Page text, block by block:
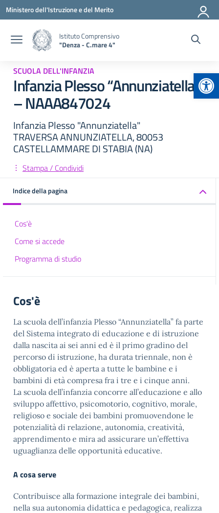
Vai ai contenuti
Vai al menu di navigazione
Vai al footer
Ministero dell'Istruzione e del Merito
Istituto Comprensivo
"Denza - C.mare 4"
SCUOLA DELL'INFANZIA
Infanzia Plesso “Annunziatella”
– NAAA847024
Infanzia Plesso "Annunziatella"
TRAVERSA ANNUNZIATELLA, 80053
CASTELLAMMARE DI STABIA (NA)
Stampa / Condividi
Indice della pagina
Cos'è
Come si accede
Programma di studio
Cos'è
La scuola dell’infanzia Plesso “Annunziatella” fa parte
del Sistema integrato di educazione e di istruzione
dalla nascita ai sei anni ed è il primo gradino del
percorso di istruzione, ha durata triennale, non è
obbligatoria ed è aperta a tutte le bambine e i
bambini di età compresa fra i tre e i cinque anni.
La scuola dell’infanzia concorre all’educazione e allo
sviluppo affettivo, psicomotorio, cognitivo, morale,
religioso e sociale dei bambini promuovendone le
potenzialità di relazione, autonomia, creatività,
apprendimento e mira ad assicurare un’effettiva
uguaglianza delle opportunità educative.
A cosa serve
Contribuisce alla formazione integrale dei bambini,
nella sua autonomia didattica e pedagogica, realizza